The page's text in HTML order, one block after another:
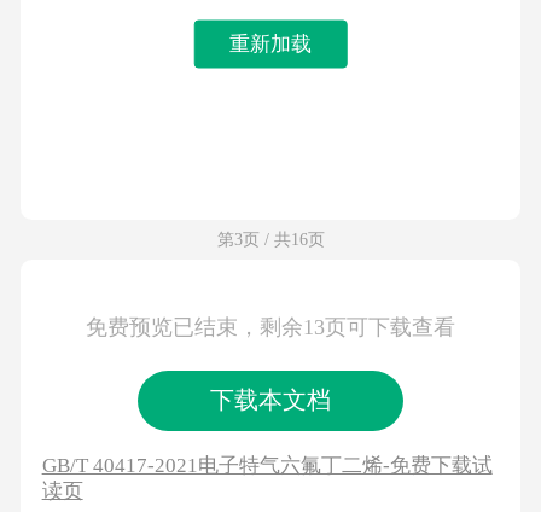
重新加载
第3页 / 共16页
免费预览已结束，剩余13页可下载查看
下载本文档
GB/T 40417-2021电子特气六氟丁二烯-免费下载试
读页